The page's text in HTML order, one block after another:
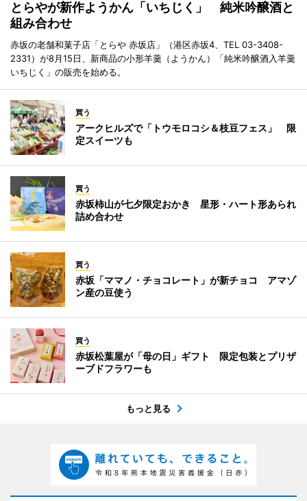
とらやが新作ようかん「いちじく」 純米吟醸酒と
組み合わせ
赤坂の老舗和菓子店「とらや 赤坂店」（港区赤坂4、TEL 03-3408-
2331）が8月15日、新商品の小形羊羹（ようかん）「純米吟醸酒入羊羹
いちじく」の販売を始める。
買う
アークヒルズで「トウモロコシ＆枝豆フェス」 限
定スイーツも
買う
赤坂柿山が七夕限定おかき 星形・ハート形あられ
詰め合わせ
買う
赤坂「ママノ・チョコレート」が新チョコ アマゾ
ン産の豆使う
買う
赤坂松葉屋が「母の日」ギフト 限定包装とプリザ
ーブドフラワーも
もっと見る